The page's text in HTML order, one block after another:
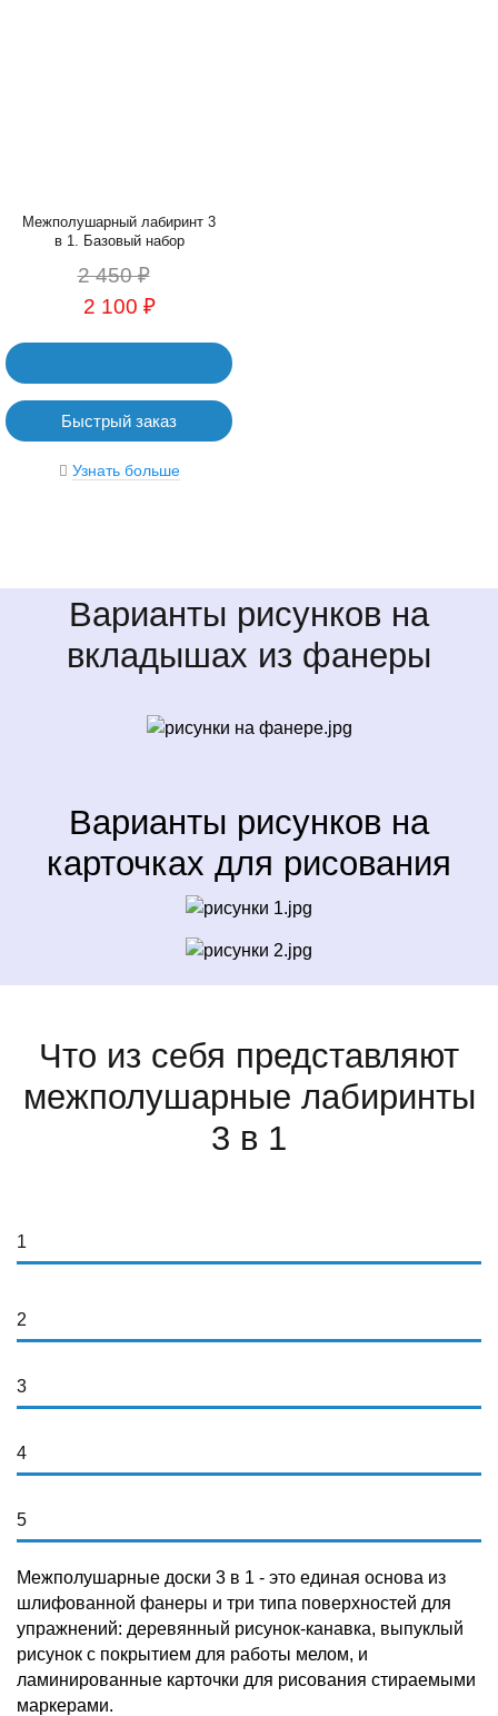
Межполушарный лабиринт 3
в 1. Базовый набор
2 450 ₽
2 100 ₽
Быстрый заказ
Узнать больше
Варианты рисунков на
вкладышах из фанеры
Варианты рисунков на
карточках для рисования
Что из себя представляют
межполушарные лабиринты
3 в 1
1
2
3
4
5
Межполушарные доски 3 в 1 - это единая основа из
шлифованной фанеры и три типа поверхностей для
упражнений: деревянный рисунок-канавка, выпуклый
рисунок с покрытием для работы мелом, и
ламинированные карточки для рисования стираемыми
маркерами.